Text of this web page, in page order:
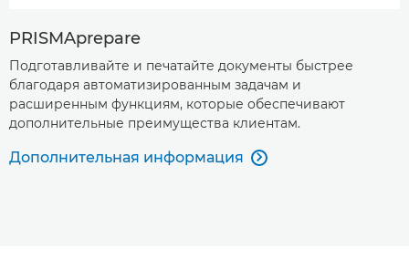
PRISMAprepare
Подготавливайте и печатайте документы быстрее
благодаря автоматизированным задачам и
расширенным функциям, которые обеспечивают
дополнительные преимущества клиентам.
Дополнительная информация 